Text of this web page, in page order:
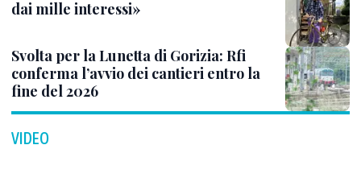
dai mille interessi»
Svolta per la Lunetta di Gorizia: Rfi
conferma l’avvio dei cantieri entro la
fine del 2026
VIDEO